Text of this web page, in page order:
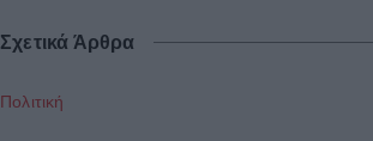
Σχετικά Άρθρα
Πολιτική